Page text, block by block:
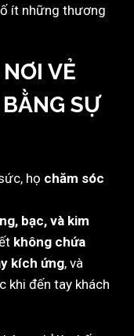
ít những thương
VẺ
SỰ
họ chăm sóc
bạc, và kim
không chứa
kích ứng, và
khi đến tay khách